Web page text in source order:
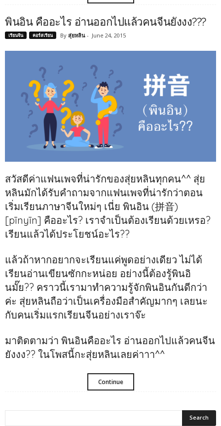
‪พินอิน คืออะไร‬ อ่านออกไปแล้วคนจีนยังงง???
เรียนจีน คอร์สเรียน By สุ่ยหลิน - June 24, 2015
สวัสดีค่าแฟนเพจที่น่ารักของสุ่ยหลินทุกคน^^ สุ่ย
หลินมักได้รับคำถามจากแฟนเพจที่น่ารักว่าตอน
เริ่มเรียนภาษาจีนใหม่ๆ เนี่ย พินอิน (拼音)
[pīnyīn] คืออะไร? เราจำเป็นต้องเรียนด้วยเหรอ?
เรียนแล้วได้ประโยชน์อะไร??
แล้วถ้าหากอยากจะเรียนแค่พูดอย่างเดียว ไม่ได้
เรียนอ่านเขียนซักกะหน่อย อย่างนี้ต้องรู้พินอิ
นมั๊ย?? คราวนี้เรามาทำความรู้จัก‪พินอินกันดีกว่า
ค่ะ สุ่ยหลินถือว่าเป็นเครื่องมือสำคัญมากๆ เลยนะ
กับคนเริ่มแรกเรียนจีนอย่างเราจ๊ะ
มาติดตามว่า พินอินคืออะไร‬ อ่านออกไปแล้วคนจีน
ยังงง?? ในโพสนี้กะสุ่ยหลินเลยค่าาา^^
Continue